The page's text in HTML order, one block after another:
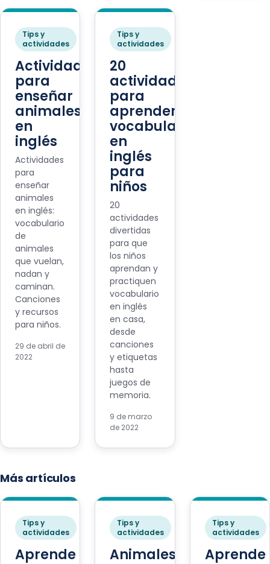
Tips y
actividades
Actividades
para
enseñar
animales
en
inglés
Actividades
para
enseñar
animales
en inglés:
vocabulario
de
animales
que vuelan,
nadan y
caminan.
Canciones
y recursos
para niños.
29 de abril de
2022
Tips y
actividades
20
actividades
para
aprender
vocabulario
en
inglés
para
niños
20
actividades
divertidas
para que
los niños
aprendan y
practiquen
vocabulario
en inglés
en casa,
desde
canciones
y etiquetas
hasta
juegos de
memoria.
9 de marzo
de 2022
Más artículos
Tips y
actividades
Aprende
Tips y
actividades
Animales
Tips y
actividades
Aprende